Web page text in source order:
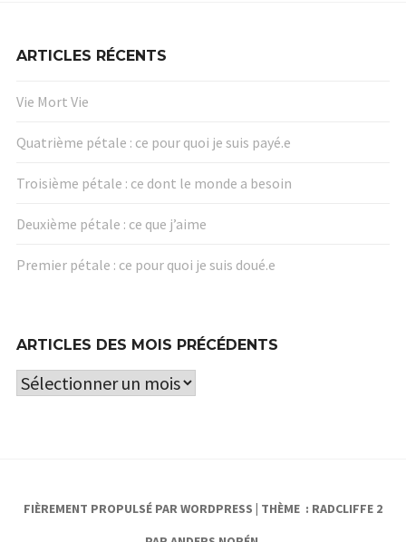
ARTICLES RÉCENTS
Vie Mort Vie
Quatrième pétale : ce pour quoi je suis payé.e
Troisième pétale : ce dont le monde a besoin
Deuxième pétale : ce que j’aime
Premier pétale : ce pour quoi je suis doué.e
ARTICLES DES MOIS PRÉCÉDENTS
Articles
FIÈREMENT PROPULSÉ PAR WORDPRESS | THÈME : RADCLIFFE 2